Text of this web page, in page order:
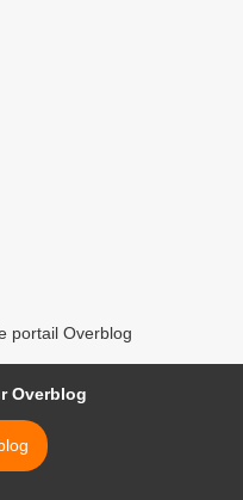
portail Overblog
Overblog